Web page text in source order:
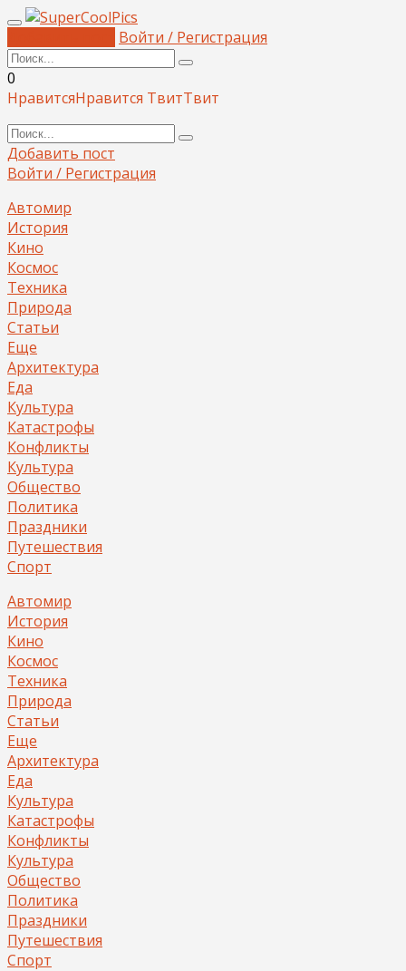
Войти / Регистрация
0
НравитсяНравится ТвитТвит
Добавить пост
Войти / Регистрация
Автомир
История
Кино
Космос
Техника
Природа
Статьи
Еще
Архитектура
Еда
Культура
Катастрофы
Конфликты
Культура
Общество
Политика
Праздники
Путешествия
Спорт
Автомир
История
Кино
Космос
Техника
Природа
Статьи
Еще
Архитектура
Еда
Культура
Катастрофы
Конфликты
Культура
Общество
Политика
Праздники
Путешествия
Спорт